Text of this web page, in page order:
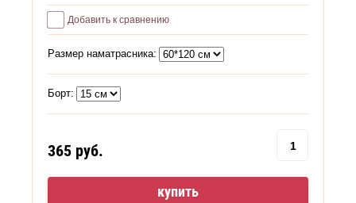
Добавить к сравнению
Размер наматрасника:
Борт:
365 руб.
купить